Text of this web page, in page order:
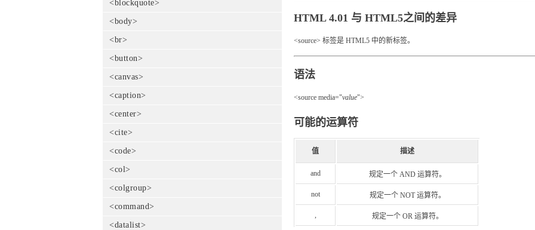
<blockquote>
<body>
<br>
<button>
<canvas>
<caption>
<center>
<cite>
<code>
<col>
<colgroup>
<command>
<datalist>
HTML 4.01 与 HTML5之间的差异
<source> 标签是 HTML5 中的新标签。
语法
<source media="value">
可能的运算符
值 描述
and 规定一个 AND 运算符。
not 规定一个 NOT 运算符。
, 规定一个 OR 运算符。